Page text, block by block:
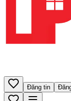
Đăng tin